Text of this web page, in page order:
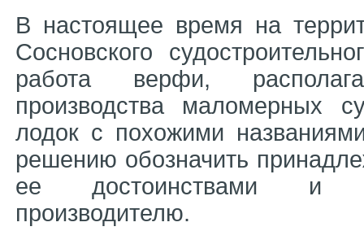
В настоящее время на
Сосновского
работа верфи,
производства маломерных
лодок с похожими
решению обозначить
ее достоинствами и
производителю.